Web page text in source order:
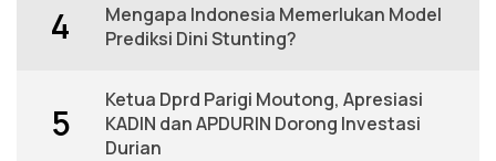
4
Mengapa Indonesia Memerlukan Model
Prediksi Dini Stunting?
5
Ketua Dprd Parigi Moutong, Apresiasi
KADIN dan APDURIN Dorong Investasi
Durian